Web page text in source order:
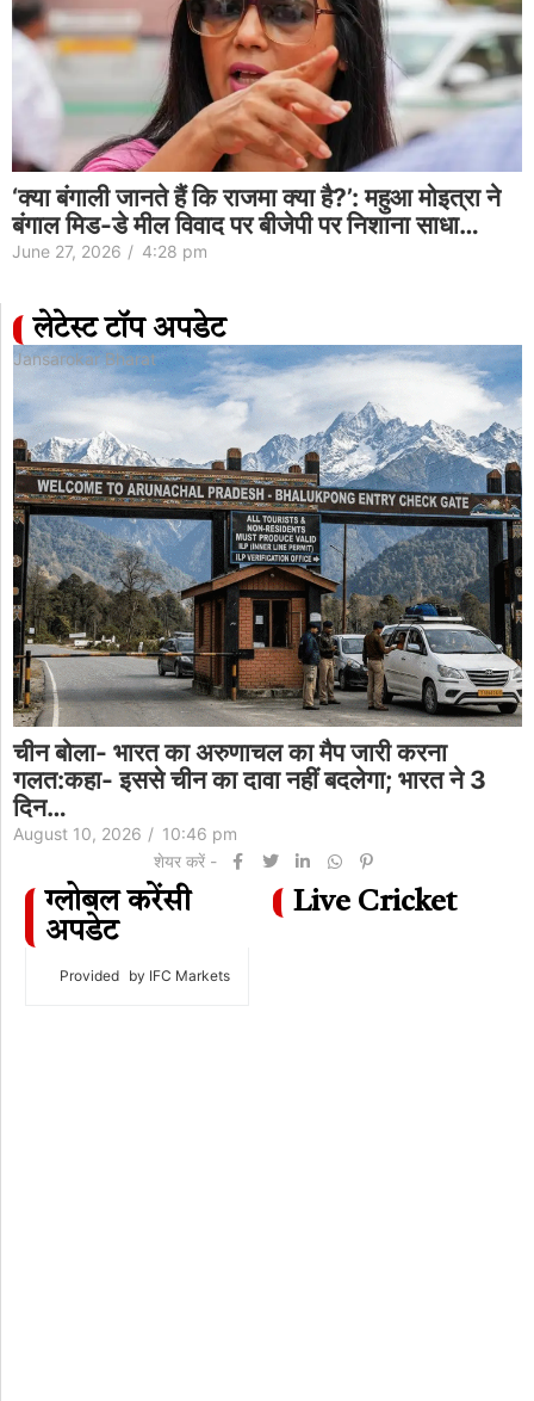
‘क्या बंगाली जानते हैं कि राजमा क्या है?’: महुआ मोइत्रा ने
बंगाल मिड-डे मील विवाद पर बीजेपी पर निशाना साधा…
June 27, 2026 / 4:28 pm
लेटेस्ट टॉप अपडेट
Jansarokar Bharat
चीन बोला- भारत का अरुणाचल का मैप जारी करना
गलत:कहा- इससे चीन का दावा नहीं बदलेगा; भारत ने 3
दिन…
August 10, 2026 / 10:46 pm
शेयर करें -
ग्लोबल करेंसी
अपडेट
Provided by IFC Markets
Live Cricket